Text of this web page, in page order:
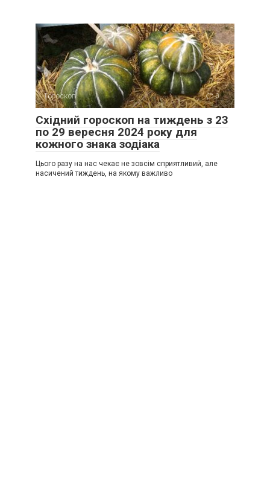
Гороскоп 0
Східний гороскоп на тиждень з 23
по 29 вересня 2024 року для
кожного знака зодіака
Цього разу на нас чекає не зовсім сприятливий, але
насичений тиждень, на якому важливо